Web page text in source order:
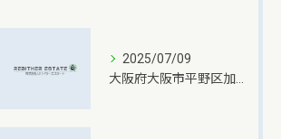
2025/07/09